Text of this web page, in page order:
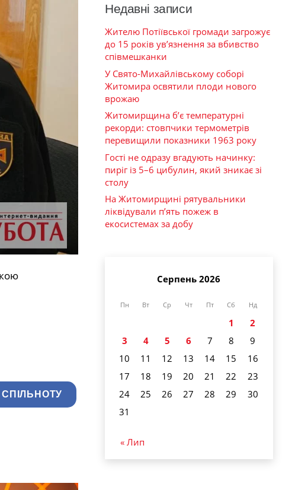
СПІЛЬНОТУ
Недавні записи
Жителю Потіївської громади загрожує
до 15 років ув’язнення за вбивство
співмешканки
У Свято-Михайлівському соборі
Житомира освятили плоди нового
врожаю
Житомирщина б’є температурні
рекорди: стовпчики термометрів
перевищили показники 1963 року
Гості не одразу вгадують начинку:
пиріг із 5–6 цибулин, який зникає зі
столу
На Житомирщині рятувальники
ліквідували п’ять пожеж в
екосистемах за добу
Серпень 2026
Пн Вт Ср Чт Пт Сб Нд
1
2
3
4 5 6 7 8
9
10
11 12 13 14 15
16
17
18 19 20 21 22
23
24
25 26 27 28 29
30
31
« Лип